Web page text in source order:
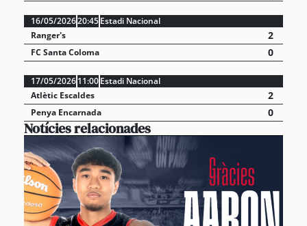
16/05/202620:45Estadi Nacional
Ranger's
2
FC Santa Coloma 0
17/05/202611:00Estadi Nacional
Atlètic Escaldes
2
Penya Encarnada 0
Notícies relacionades